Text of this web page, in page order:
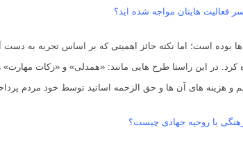
فعالیت هایتان مواجه شده اید؟
ها بوده است؛ اما نکته حائز اهمیتی که بر اساس تجربه به
کرد.
و هزینه های آن ها و حق الزحمه اساتید توسط خود مردم
با روحیه جهادی چیست؟